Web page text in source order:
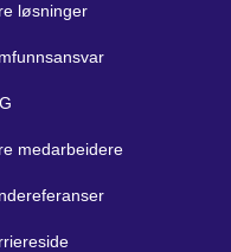
løsninger
medarbeidere